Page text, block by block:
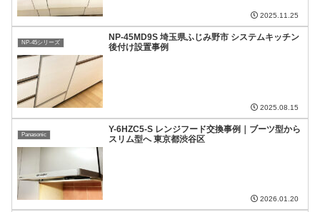
2025.11.25
NP-45シリーズ
NP‑45MD9S 埼玉県ふじみ野市 システムキッチン
後付け設置事例
2025.08.15
Panasonic
Y-6HZC5-S レンジフード交換事例｜ブーツ型から
スリム型へ 東京都渋谷区
2026.01.20